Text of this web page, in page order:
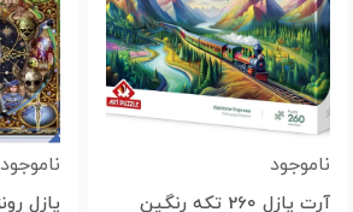
ناموجود
آرت پازل 260 تکه رنگین
ناموجود